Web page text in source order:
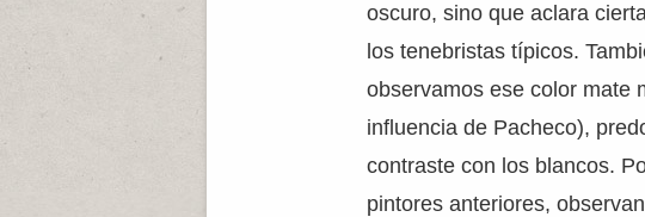
oscuro, sino que aclara
los tenebristas típicos.
observamos ese color mate
influencia de Pacheco),
contraste con los blancos.
pintores anteriores,